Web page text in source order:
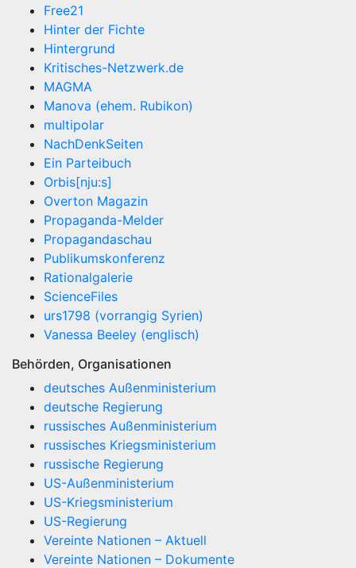
Free21
Hinter der Fichte
Hintergrund
Kritisches-Netzwerk.de
MAGMA
Manova (ehem. Rubikon)
multipolar
NachDenkSeiten
Ein Parteibuch
Orbis[nju:s]
Overton Magazin
Propaganda-Melder
Propagandaschau
Publikumskonferenz
Rationalgalerie
ScienceFiles
urs1798 (vorrangig Syrien)
Vanessa Beeley (englisch)
Behörden, Organisationen
deutsches Außenministerium
deutsche Regierung
russisches Außenministerium
russisches Kriegsministerium
russische Regierung
US-Außenministerium
US-Kriegsministerium
US-Regierung
Vereinte Nationen – Aktuell
Vereinte Nationen – Dokumente